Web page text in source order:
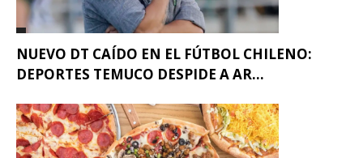
NUEVO DT CAÍDO EN EL FÚTBOL CHILENO:
DEPORTES TEMUCO DESPIDE A AR...